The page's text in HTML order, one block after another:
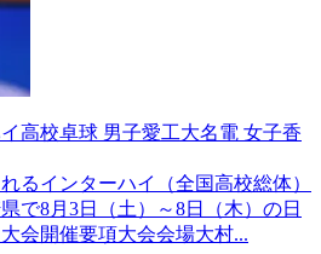
高校卓球 男子愛工大名電 女子香
るインターハイ（全国高校総体）
で8月3日（土）～8日（木）の日
会開催要項大会会場大村...